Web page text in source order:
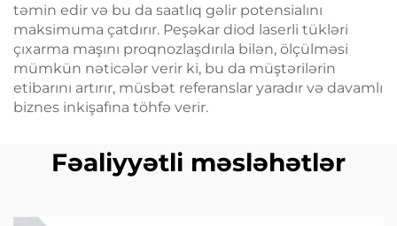
təmin edir və bu da saatlıq gəlir potensialını
maksimuma çatdırır. Peşəkar diod laserli tükləri
çıxarma maşını proqnozlaşdırıla bilən, ölçülməsi
mümkün nəticələr verir ki, bu da müştərilərin
etibarını artırır, müsbət referanslar yaradır və davamlı
biznes inkişafına töhfə verir.
Fəaliyyətli məsləhətlər